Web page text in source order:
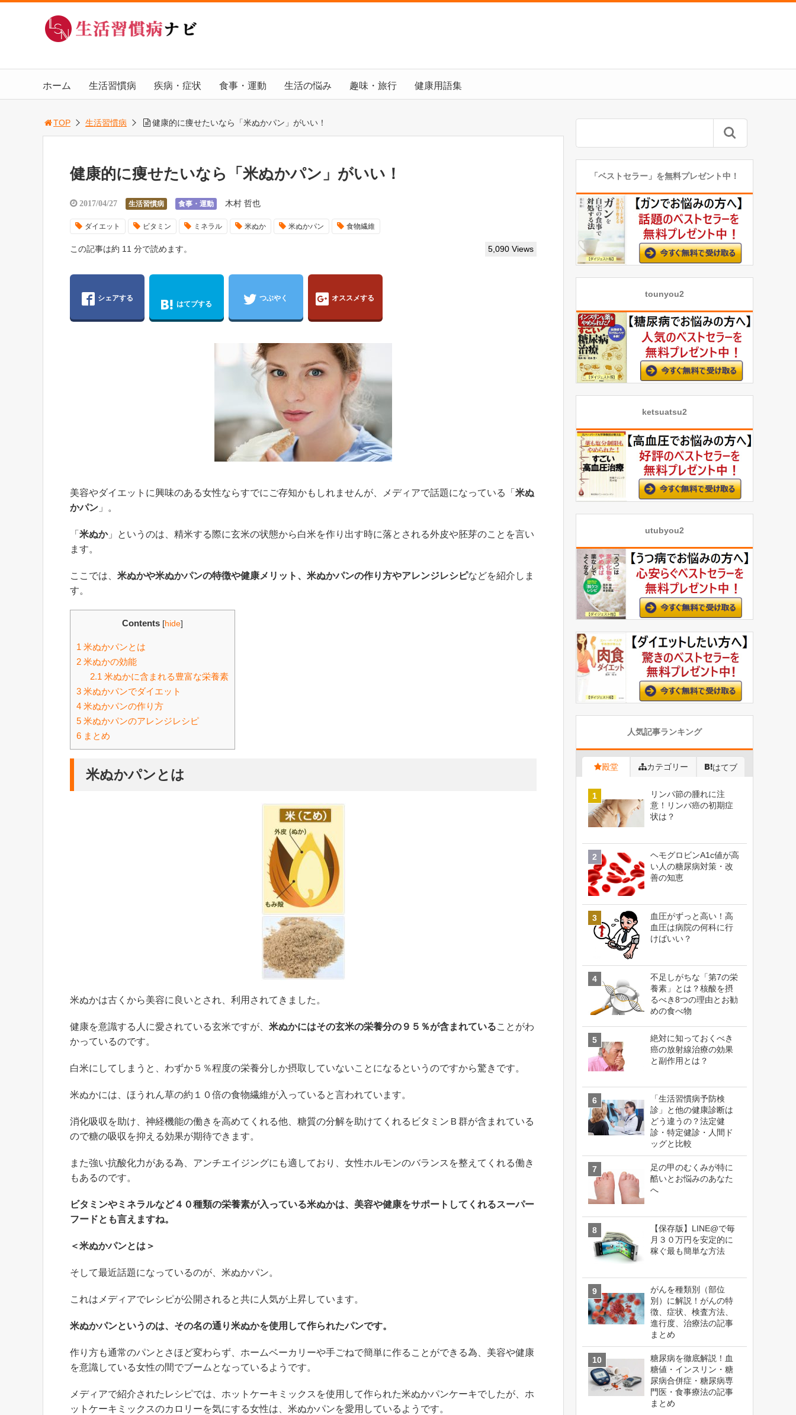
ホーム 生活習慣病 疾病・症状 食事・運動 生活の悩み 趣味・旅行 健康用語集
TOP 生活習慣病 健康的に痩せたいなら「米ぬかパン」がいい！
健康的に痩せたいなら「米ぬかパン」がいい！
2017/04/27 生活習慣病 食事・運動 木村 哲也
ダイエット ビタミン ミネラル 米ぬか 米ぬかパン 食物繊維
この記事は約 11 分で読めます。 5,090 Views
シェアする
はてブする
つぶやく オススメする
美容やダイエットに興味のある女性ならすでにご存知かもしれませんが、メディアで話題になっている「 米ぬ
かパン 」。
「 米ぬか」というのは、精米する際に玄米の状態から白米を作り出す時に落とされる外皮や胚芽のことを言い
ます。
ここでは、 米ぬかや米ぬかパンの特徴や健康メリット、米ぬかパンの作り方やアレンジレシピなどを紹介しま
す。
Contents [hide]
1 米ぬかパンとは
2 米ぬかの効能
2.1 米ぬかに含まれる豊富な栄養素
3 米ぬかパンでダイエット
4 米ぬかパンの作り方
5 米ぬかパンのアレンジレシピ
6 まとめ
米ぬかパンとは
米ぬかは古くから美容に良いとされ、利用されてきました。
健康を意識する人に愛されている玄米ですが、 米ぬかにはその玄米の栄養分の９５％が含まれていることがわ
かっているのです。
白米にしてしまうと、わずか５％程度の栄養分しか摂取していないことになるというのですから驚きです。
米ぬかには、ほうれん草の約１０倍の食物繊維が入っていると言われています。
消化吸収を助け、神経機能の働きを高めてくれる他、糖質の分解を助けてくれるビタミンＢ群が含まれている
ので糖の吸収を抑える効果が期待できます。
また強い抗酸化力がある為、アンチエイジングにも適しており、女性ホルモンのバランスを整えてくれる働き
もあるのです。
ビタミンやミネラルなど４０種類の栄養素が入っている米ぬかは、美容や健康をサポートしてくれるスーパー
フードとも言えますね。
＜米ぬかパンとは＞
そして最近話題になっているのが、米ぬかパン。
これはメディアでレシピが公開されると共に人気が上昇しています。
米ぬかパンというのは、その名の通り米ぬかを使用して作られたパンです。
作り方も通常のパンとさほど変わらず、ホームベーカリーや手ごねで簡単に作ることができる為、美容や健康
を意識している女性の間でブームとなっているようです。
メディアで紹介されたレシピでは、ホットケーキミックスを使用して作られた米ぬかパンケーキでしたが、ホ
ットケーキミックスのカロリーを気にする女性は、米ぬかパンを愛用しているようです。
「ベストセラー」を無料プレゼント中！
tounyou2
ketsuatsu2
utubyou2
人気記事ランキング
殿堂 カテゴリー はてブ
リンパ節の腫れに注
意！リンパ癌の初期症
状は？
ヘモグロビンA1c値が高
い人の糖尿病対策・改
善の知恵
血圧がずっと高い！高
血圧は病院の何科に行
けばいい？
不足しがちな「第7の栄
養素」とは？核酸を摂
るべき8つの理由とお勧
めの食べ物
絶対に知っておくべき
癌の放射線治療の効果
と副作用とは？
「生活習慣病予防検
診」と他の健康診断は
どう違うの？法定健
診・特定健診・人間ド
ッグと比較
足の甲のむくみが特に
酷いとお悩みのあなた
へ
【保存版】LINE@で毎
月３０万円を安定的に
稼ぐ最も簡単な方法
がんを種類別（部位
別）に解説！がんの特
徴、症状、検査方法、
進行度、治療法の記事
まとめ
糖尿病を徹底解説！血
糖値・インスリン・糖
尿病合併症・糖尿病専
門医・食事療法の記事
まとめ